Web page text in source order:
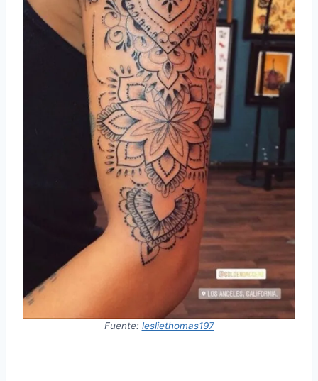
Fuente: lesliethomas197